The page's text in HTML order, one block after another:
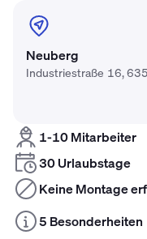
Neuberg
Industriestraße 16,
1-10 Mitarbeiter
30 Urlaubstage
Keine Montage
5 Besonderheiten